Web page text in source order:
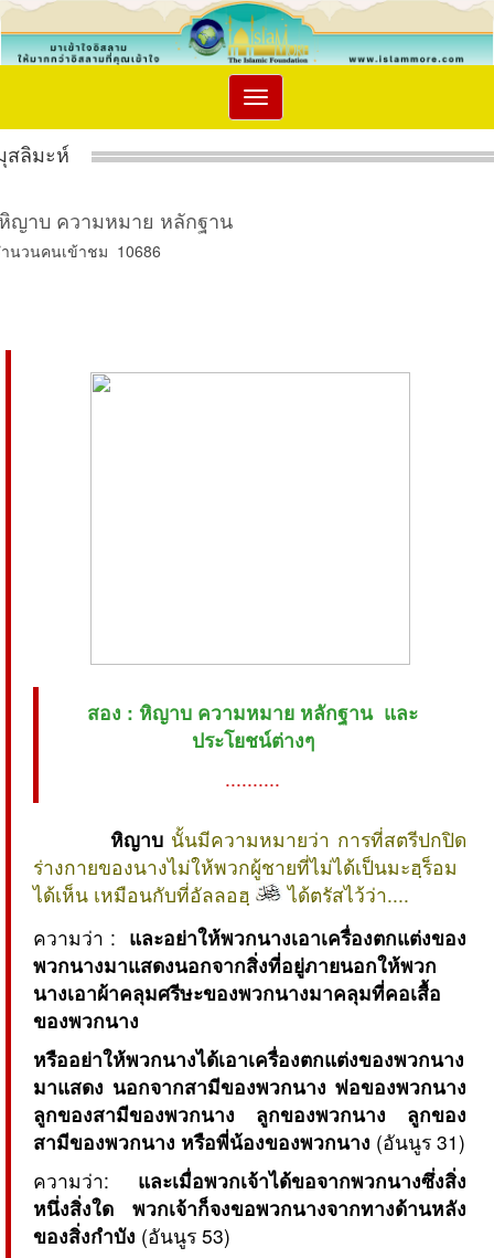
Toggle
navigation
สลิมะห์
ญาบ ความหมาย หลักฐาน
นวนคนเข้าชม 10686
สอง : หิญาบ ความหมาย หลักฐาน และ
ประโยชน์ต่างๆ
..........
หิญาบ นั้นมีความหมายว่า การที่สตรีปกปิด
ร่างกายของนางไม่ให้พวกผู้ชายที่ไม่ได้เป็นมะฮฺร็อม
ได้เห็น เหมือนกับที่อัลลอฮฺ
ได้ตรัสไว้ว่า....
ความว่า : และอย่าให้พวกนางเอาเครื่องตกแต่งของ
พวกนางมาแสดงนอกจากสิ่งที่อยู่ภายนอกให้พวก
นางเอาผ้าคลุมศรีษะของพวกนางมาคลุมที่คอเสื้อ
ของพวกนาง
หรืออย่าให้พวกนางได้เอาเครื่องตกแต่งของพวกนาง
มาแสดง นอกจากสามีของพวกนาง พ่อของพวกนาง
ลูกของสามีของพวกนาง ลูกของพวกนาง ลูกของ
สามีของพวกนาง หรือพี่น้องของพวกนาง (อันนูร 31)
ความว่า: และเมื่อพวกเจ้าได้ขอจากพวกนางซึ่งสิ่ง
หนึ่งสิ่งใด พวกเจ้าก็จงขอพวกนางจากทางด้านหลัง
ของสิ่งกำบัง (อันนูร 53)